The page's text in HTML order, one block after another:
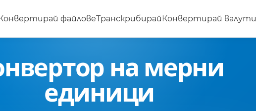
файловеТранскрибирай Конвертирай валути
на мерни
единици